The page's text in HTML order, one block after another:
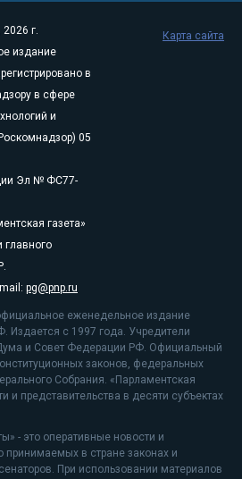
г.
издание
в
в сфере
и
05
Эл № ФС77-
газета»
pg@pnp.ru
еженедельное издание
Издается с 1997 года. Учредители
и Совет Федерации РФ. Официальный
законов, федеральных
Собрания. «Парламентская
и представительства в десяти субъектах
- это оперативные новости и
в стране законах и
При использовании материалов
Карта сайта